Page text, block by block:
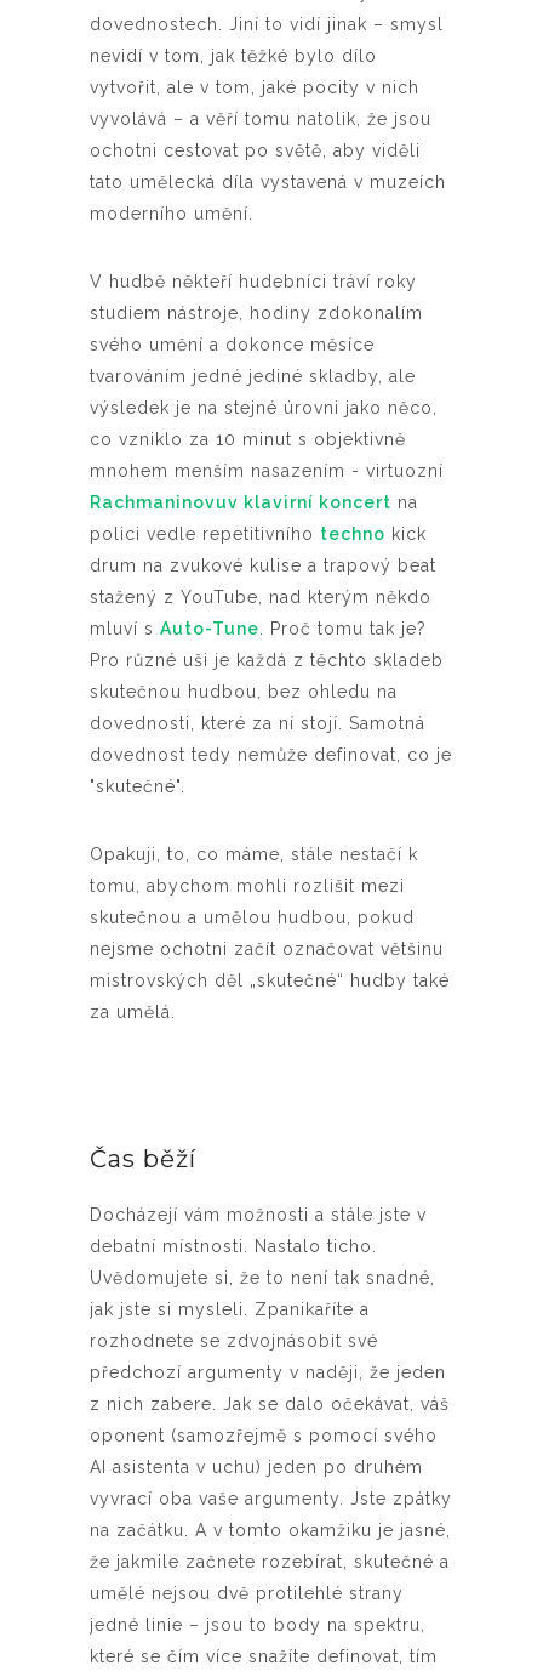
dovednostech. Jiní to vidí jinak – smysl
nevidí v tom, jak těžké bylo dílo
vytvořit, ale v tom, jaké pocity v nich
vyvolává – a věří tomu natolik, že jsou
ochotni cestovat po světě, aby viděli
tato umělecká díla vystavená v muzeích
moderního umění.
V hudbě někteří hudebníci tráví roky
studiem nástroje, hodiny zdokonalím
svého umění a dokonce měsíce
tvarováním jedné jediné skladby, ale
výsledek je na stejné úrovni jako něco,
co vzniklo za 10 minut s objektivně
mnohem menším nasazením - virtuozní
Rachmaninovuv klavirní koncert na
polici vedle repetitivního techno kick
drum na zvukové kulise a trapový beat
stažený z YouTube, nad kterým někdo
mluví s Auto-Tune . Proč tomu tak je?
Pro různé uši je každá z těchto skladeb
skutečnou hudbou, bez ohledu na
dovednosti, které za ní stojí. Samotná
dovednost tedy nemůže definovat, co je
"skutečné".
Opakuji, to, co máme, stále nestačí k
tomu, abychom mohli rozlišit mezi
skutečnou a umělou hudbou, pokud
nejsme ochotni začít označovat většinu
mistrovských děl „skutečné“ hudby také
za umělá.
Čas běží
Docházejí vám možnosti a stále jste v
debatní místnosti. Nastalo ticho.
Uvědomujete si, že to není tak snadné,
jak jste si mysleli. Zpanikaříte a
rozhodnete se zdvojnásobit své
předchozí argumenty v naději, že jeden
z nich zabere. Jak se dalo očekávat, váš
oponent (samozřejmě s pomocí svého
AI asistenta v uchu) jeden po druhém
vyvrací oba vaše argumenty. Jste zpátky
na začátku. A v tomto okamžiku je jasné,
že jakmile začnete rozebírat, skutečné a
umělé nejsou dvě protilehlé strany
jedné linie – jsou to body na spektru,
které se čím více snažíte definovat, tím